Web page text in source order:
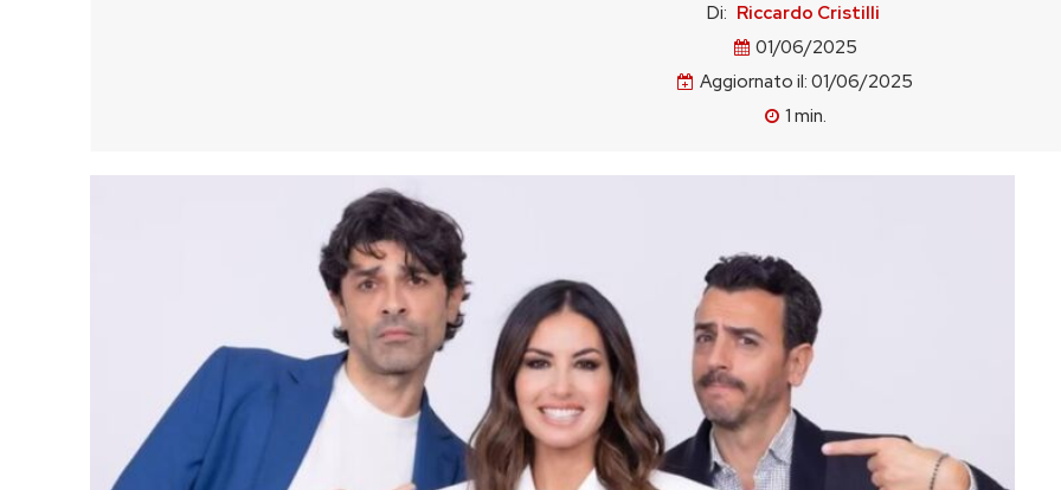
Di: Riccardo Cristilli
01/06/2025
Aggiornato il: 01/06/2025
1 min.